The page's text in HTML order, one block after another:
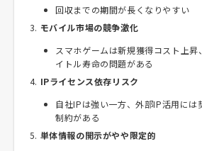
回収までの期間が長くなりやすい
モバイル市場の競争激化
スマホゲームは新規獲得コスト上昇
イトル寿命の問題がある
IPライセンス依存リスク
自社IPは強い一方、外部IP活用には
制約がある
単体情報の開示がやや限定的